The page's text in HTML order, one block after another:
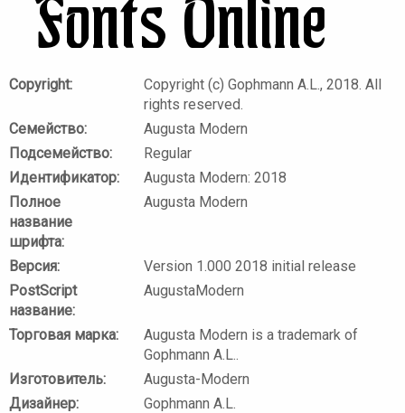
Copyright:
Copyright (c) Gophmann A.L., 2018. All
rights reserved.
Семейство:
Augusta Modern
Подсемейство:
Regular
Идентификатор:
Augusta Modern: 2018
Полное
название
шрифта:
Augusta Modern
Версия:
Version 1.000 2018 initial release
PostScript
название:
AugustaModern
Торговая марка:
Augusta Modern is a trademark of
Gophmann A.L..
Изготовитель:
Augusta-Modern
Дизайнер:
Gophmann A.L.